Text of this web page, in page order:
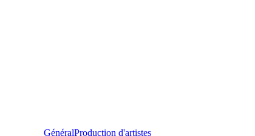
GénéralProduction d'artistes